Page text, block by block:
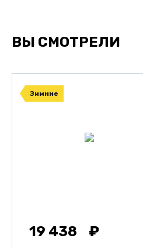
ВЫ СМОТРЕЛИ
Зимние
19 438